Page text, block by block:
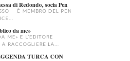
di Redondo, socia Pen
È MEMBRO DEL PEN
da me»
ME» E L’EDITORE
RACCOGLIERE LA...
TURCA CON